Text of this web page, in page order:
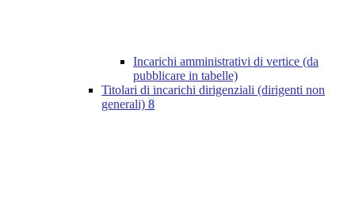
Incarichi amministrativi di vertice (da
pubblicare in tabelle)
Titolari di incarichi dirigenziali (dirigenti non
generali) 8